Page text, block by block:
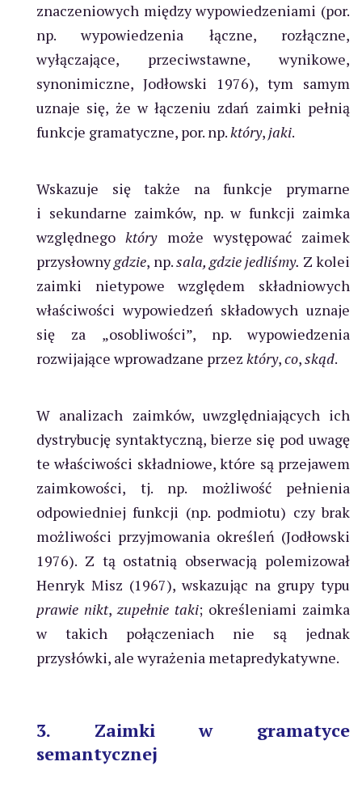
znaczeniowych między wypowiedzeniami (por.
np. wypowiedzenia łączne, rozłączne,
wyłączające, przeciwstawne, wynikowe,
synonimiczne, Jodłowski 1976), tym samym
uznaje się, że w łączeniu zdań zaimki pełnią
funkcje gramatyczne, por. np.który,jaki.
Wskazuje się także na funkcje prymarne
i sekundarne zaimków, np. w funkcji zaimka
względnegoktórymoże występować zaimek
przysłownygdzie, np.sala, gdzie jedliśmy. Z kolei
zaimki nietypowe względem składniowych
właściwości wypowiedzeń składowych uznaje
się za „osobliwości”, np. wypowiedzenia
rozwijające wprowadzane przez który,co,skąd.
W analizach zaimków, uwzględniających ich
dystrybucję syntaktyczną, bierze się pod uwagę
te właściwości składniowe, które są przejawem
zaimkowości, tj. np. możliwość pełnienia
odpowiedniej funkcji (np. podmiotu) czy brak
możliwości przyjmowania określeń (Jodłowski
1976). Z tą ostatnią obserwacją polemizował
Henryk Misz (1967), wskazując na grupy typu
prawie nikt,zupełnie taki; określeniami zaimka
w takich połączeniach nie są jednak
przysłówki, ale wyrażenia metapredykatywne.
3. Zaimki w gramatyce
semantycznej